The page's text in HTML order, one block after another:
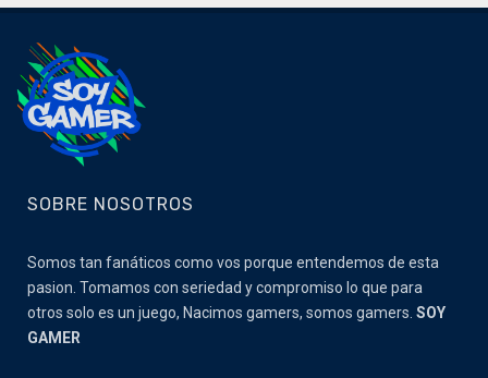
SOBRE NOSOTROS
Somos tan fanáticos como vos porque entendemos de esta
pasion. Tomamos con seriedad y compromiso lo que para
otros solo es un juego, Nacimos gamers, somos gamers. SOY
GAMER